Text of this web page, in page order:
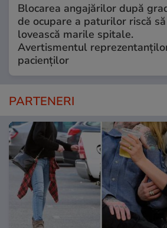
Blocarea angajărilor după
de ocupare a paturilor riscă să
lovească marile spitale.
Avertismentul
pacienților
PARTENERI